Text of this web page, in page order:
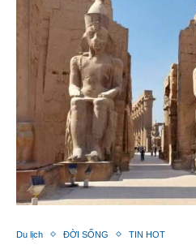
Du lịch ĐỜI SỐNG TIN HOT